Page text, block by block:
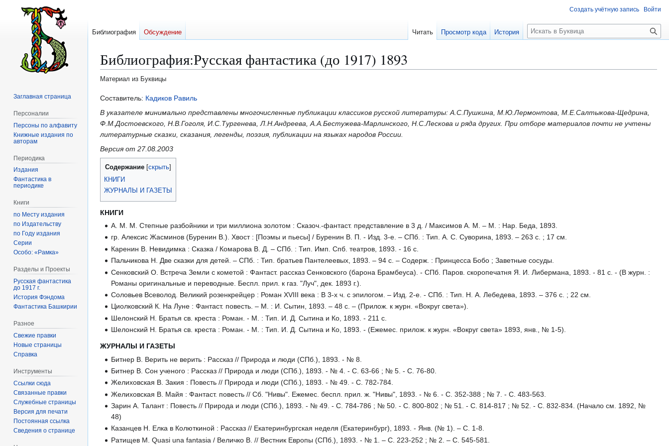
Библиография:Русская фантастика (до 1917) 1893
Материал из Буквицы
Перейти
к
навигации
Перейти
к
поиску
Составитель: Кадиков Равиль
В указателе минимально представлены многочисленные публикации классиков русской литературы: А.С.Пушкина, М.Ю.Лермонтова, М.Е.Салтыкова-Щедрина,
Ф.М.Достоевского, Н.В.Гоголя, И.С.Тургенева, Л.Н.Андреева, А.А.Бестужева-Марлинского, Н.С.Лескова и ряда других. При отборе материалов почти не учтены
литературные сказки, сказания, легенды, поэзия, публикации на языках народов России.
Версия от 27.08.2003
Содержание
КНИГИ
ЖУРНАЛЫ И ГАЗЕТЫ
КНИГИ
А. М. М. Степные разбойники и три миллиона золотом : Сказоч.-фантаст. представление в 3 д. / Максимов А. М. – М. : Нар. Беда, 1893.
гр. Алексис Жасминов (Буренин В.). Хвост : [Поэмы и пьесы] / Буренин В. П. - Изд. 3-е. – СПб. : Тип. А. С. Суворина, 1893. – 263 с. ; 17 см.
Каренин В. Невидимка : Сказка / Комарова В. Д. – СПб. : Тип. Имп. Спб. театров, 1893. - 16 с.
Пальчикова Н. Две сказки для детей. – СПб. : Тип. братьев Пантелеевых, 1893. – 94 с. – Содерж. : Принцесса Бобо ; Заветные сосуды.
Сенковский О. Встреча Земли с кометой : Фантаст. рассказ Сенковского (барона Брамбеуса). - СПб. Паров. скоропечатня Я. И. Либермана, 1893. - 81 с. - (В журн. :
Романы оригинальные и переводные. Беспл. прил. к газ. "Луч", дек. 1893 г.).
Соловьев Всеволод. Великий розенкрейцер : Роман ХVIII века : В 3-х ч. с эпилогом. – Изд. 2-е. - СПб. : Тип. Н. А. Лебедева, 1893. – 376 с. ; 22 см.
Циолковский К. На Луне : Фантаст. повесть. – М. : И. Сытин, 1893. – 48 с. – (Прилож. к журн. «Вокруг света»).
Шелонский Н. Братья св. креста : Роман. - М. : Тип. И. Д. Сытина и Ко, 1893. - 211 с.
Шелонский Н. Братья св. креста : Роман. - М. : Тип. И. Д. Сытина и Ко, 1893. - (Ежемес. прилож. к журн. «Вокруг света» 1893, янв., № 1-5).
ЖУРНАЛЫ И ГАЗЕТЫ
Битнер В. Верить не верить : Рассказ // Природа и люди (СПб.), 1893. - № 8.
Битнер В. Сон ученого : Рассказ // Природа и люди (СПб.), 1893. - № 4. - С. 63-66 ; № 5. - С. 76-80.
Желиховская В. Закия : Повесть // Природа и люди (СПб.), 1893. - № 49. - С. 782-784.
Желиховская В. Майя : Фантаст. повесть // Сб. "Нивы". Ежемес. беспл. прил. ж. "Нивы", 1893. - № 6. - С. 352-388 ; № 7. - С. 483-563.
Зарин А. Талант : Повесть // Природа и люди (СПб.), 1893. - № 49. - С. 784-786 ; № 50. - С. 800-802 ; № 51. - С. 814-817 ; № 52. - С. 832-834. (Начало см. 1892, №
48)
Казанцев Н. Елка в Колюткиной : Рассказ // Екатеринбургская неделя (Екатеринбург), 1893. - Янв. (№ 1). – С. 1-8.
Ратищев М. Quasi una fantasia / Величко В. // Вестник Европы (СПб.), 1893. - № 1. – С. 223-252 ; № 2. – С. 545-581.
Создать учётную запись Войти
Библиография Обсуждение Читать Просмотр кода История
П
о
к
Заглавная страница
Персоналии
Персоны по алфавиту
Книжные издания по
авторам
Периодика
Издания
Фантастика в
периодике
Книги
по Месту издания
по Издательству
по Году издания
Серии
Особо: «Рамка»
Разделы и Проекты
Русская фантастика
до 1917 г.
История Фэндома
Фантастика Башкирии
Разное
Свежие правки
Новые страницы
Справка
Инструменты
Ссылки сюда
Связанные правки
Служебные страницы
Версия для печати
Постоянная ссылка
Сведения о странице